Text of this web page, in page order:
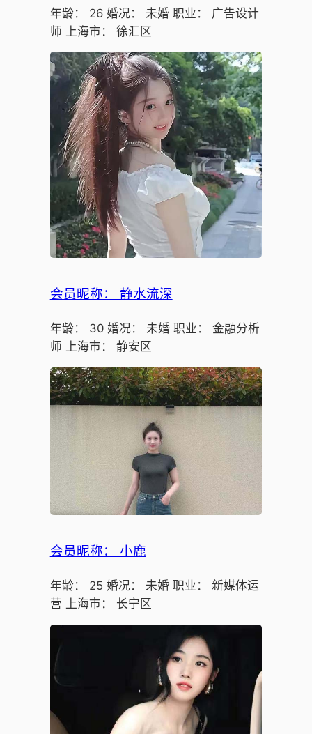
年龄： 26 婚况： 未婚 职业： 广告设计
师 上海市： 徐汇区
会员昵称： 静水流深
年龄： 30 婚况： 未婚 职业： 金融分析
师 上海市： 静安区
会员昵称： 小鹿
年龄： 25 婚况： 未婚 职业： 新媒体运
营 上海市： 长宁区